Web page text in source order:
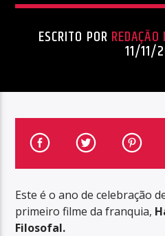
ESCRITO POR
11/11/
Este é o ano de celebração
primeiro filme da franquia,
Filosofal.